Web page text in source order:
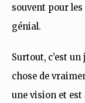
souvent pour les
génial.
Surtout, c’est
chose de
une vision et est